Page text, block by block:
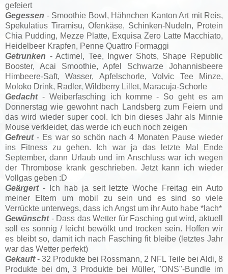
gefeiert
Gegessen - Smoothie Bowl, Hähnchen Kanton Art mit Reis,
Spekulatius Tiramisu, Ofenkäse, Schinken-Nudeln, Protein
Chia Pudding, Mezze Platte, Exquisa Zero Latte Macchiato,
Heidelbeer Krapfen, Penne Quattro Formaggi
Getrunken - Actimel, Tee, Ingwer Shots, Shape Republic
Booster, Acai Smoothie, Apfel Schwarze Johannisbeere
Himbeere-Saft, Wasser, Apfelschorle, Volvic Tee Minze,
Moloko Drink, Radler, Wildberry Lillet, Maracuja-Schorle
Gedacht- Weiberfasching ich komme - So geht es am
Donnerstag wie gewohnt nach Landsberg zum Feiern und
das wird wieder super cool. Ich bin dieses Jahr als Minnie
Mouse verkleidet, das werde ich euch noch zeigen
Gefreut- Es war so schön nach 4 Monaten Pause wieder
ins Fitness zu gehen. Ich war ja das letzte Mal Ende
September, dann Urlaub und im Anschluss war ich wegen
der Thrombose krank geschrieben. Jetzt kann ich wieder
Vollgas geben :D
Geärgert- Ich hab ja seit letzte Woche Freitag ein Auto
meiner Eltern um mobil zu sein und es sind so viele
Verrückte unterwegs, dass ich Angst um ihr Auto habe *lach*
Gewünscht- Dass das Wetter für Fasching gut wird, aktuell
soll es sonnig / leicht bewölkt und trocken sein. Hoffen wir
es bleibt so, damit ich nach Fasching fit bleibe (letztes Jahr
war das Wetter perfekt)
Gekauft- 32 Produkte bei Rossmann, 2 NFL Teile bei Aldi, 8
Produkte bei dm, 3 Produkte bei Müller, "ONS"-Bundle im